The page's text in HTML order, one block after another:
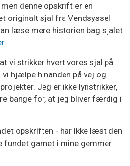
denne opskrift er en
originalt sjal fra Vendsyssel
læse mere historien bag sjalet
.
vi strikker hvert vores sjal på
vi hjælpe hinanden på vej og
Jeg er ikke lynstrikker,
bange for, at jeg bliver færdig i
opskriften - har ikke læst den
fundet garnet i mine gemmer.